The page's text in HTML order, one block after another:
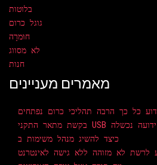
בלוטות
גוגל כרום
חוּמרָה
לא מסווג
חנות
מאמרים מעניינים
כל כך הרבה תהליכי כרום נפתחים
כיצד להשיג מנהל משימות ב
לרשת לא מזוהה ללא גישה לאינטרנט